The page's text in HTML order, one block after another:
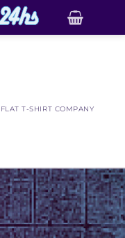
FLAT T-SHIRT COMPANY